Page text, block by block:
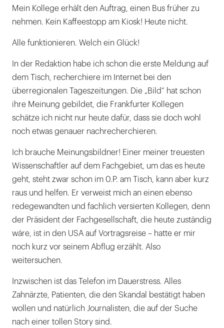
Mein Kollege erhält den Auftrag, einen Bus früher zu
nehmen. Kein Kaffeestopp am Kiosk! Heute nicht.
Alle funktionieren. Welch ein Glück!
In der Redaktion habe ich schon die erste Meldung auf
dem Tisch, recherchiere im Internet bei den
überregionalen Tageszeitungen. Die „Bild“ hat schon
ihre Meinung gebildet, die Frankfurter Kollegen
schätze ich nicht nur heute dafür, dass sie doch wohl
noch etwas genauer nachrecherchieren.
Ich brauche Meinungsbildner! Einer meiner treuesten
Wissenschaftler auf dem Fachgebiet, um das es heute
geht, steht zwar schon im 0.P. am Tisch, kann aber kurz
raus und helfen. Er verweist mich an einen ebenso
redegewandten und fachlich versierten Kollegen, denn
der Präsident der Fachgesellschaft, die heute zuständig
wäre, ist in den USA auf Vortragsreise – hatte er mir
noch kurz vor seinem Abflug erzählt. Also
weitersuchen.
Inzwischen ist das Telefon im Dauerstress. Alles
Zahnärzte, Patienten, die den Skandal bestätigt haben
wollen und natürlich Journalisten, die auf der Suche
nach einer tollen Story sind.